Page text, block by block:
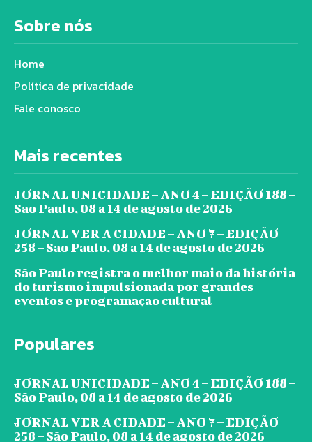
Sobre nós
Home
Política de privacidade
Fale conosco
Mais recentes
JORNAL UNICIDADE – ANO 4 – EDIÇÃO 188 –
São Paulo, 08 a 14 de agosto de 2026
JORNAL VER A CIDADE – ANO 7 – EDIÇÃO
258 – São Paulo, 08 a 14 de agosto de 2026
São Paulo registra o melhor maio da história
do turismo impulsionada por grandes
eventos e programação cultural
Populares
JORNAL UNICIDADE – ANO 4 – EDIÇÃO 188 –
São Paulo, 08 a 14 de agosto de 2026
JORNAL VER A CIDADE – ANO 7 – EDIÇÃO
258 – São Paulo, 08 a 14 de agosto de 2026